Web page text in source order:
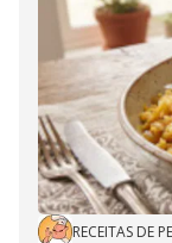
RECEITAS DE